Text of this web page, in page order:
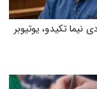
نیما تکیدو، یوتیوبر